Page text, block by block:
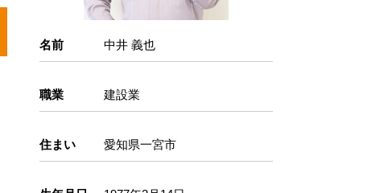
名前 中井 義也
職業 建設業
住まい 愛知県一宮市